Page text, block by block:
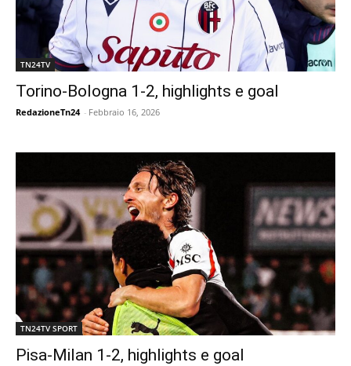
TN24TV
Torino-Bologna 1-2, highlights e goal
RedazioneTn24 - Febbraio 16, 2026
TN24TV SPORT
Pisa-Milan 1-2, highlights e goal